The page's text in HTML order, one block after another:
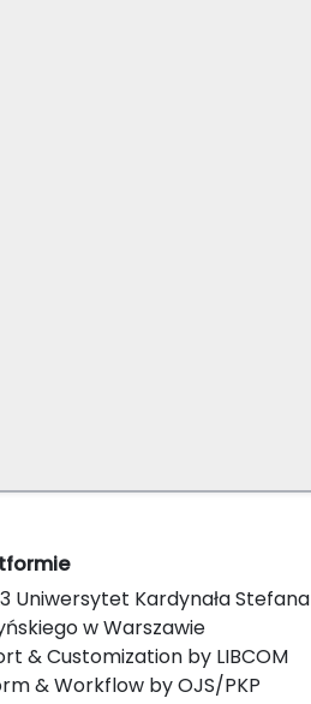
Uniwersytet Kardynała Stefana
w Warszawie
& Customization by LIBCOM
& Workflow by OJS/PKP